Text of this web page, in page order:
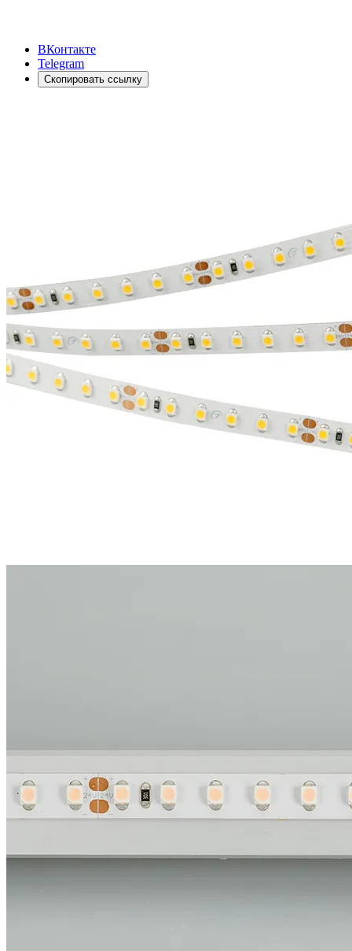
ВКонтакте
Telegram
Скопировать ссылку